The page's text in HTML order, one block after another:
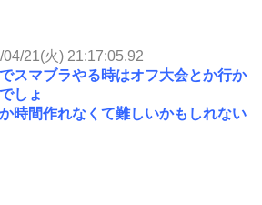
04/21(火) 21:17:05.92
スマブラやる時はオフ大会とか行か
しょ
時間作れなくて難しいかもしれない